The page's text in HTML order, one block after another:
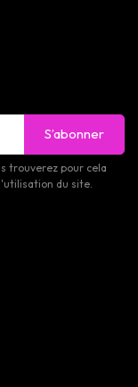
S’abonner
trouverez pour cela
du site.